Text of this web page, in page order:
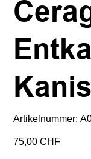
Artikelnummer:
Preis
75,00 CHF